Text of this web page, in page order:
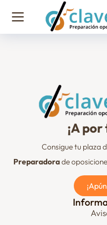
¡A
Consigue tu plaza
Preparadorade